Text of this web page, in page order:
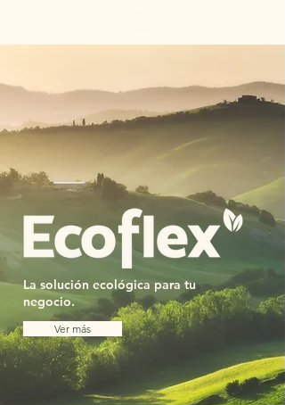
La solución ecológica para tu
negocio.
Ver más